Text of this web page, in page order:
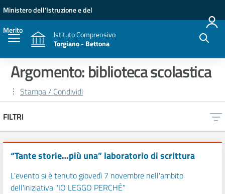
Vai ai contenuti
Vai al menu di navigazione
Vai al footer
Ministero dell'Istruzione e del
Merito
Istituto Comprensivo
Torgiano - Bettona
Argomento: biblioteca scolastica
Stampa / Condividi
FILTRI
“Tante storie…più una” laboratorio di scrittura
L'evento si è tenuto giovedì 7 novembre nell'ambito
dell'iniziativa "IO LEGGO PERCHÈ"